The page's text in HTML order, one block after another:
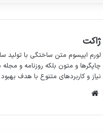
ژاکت
لورم ایپسوم متن ساختگی با تولید
چاپگرها و متون بلکه روزنامه و
نیاز و کاربردهای متنوع با هدف